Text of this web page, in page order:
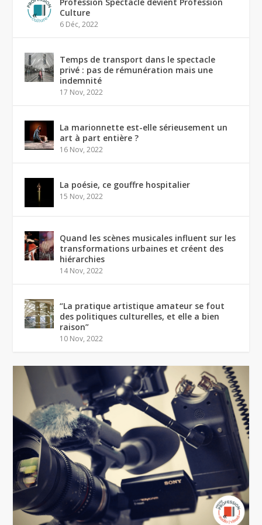
Culture
6 Déc, 2022
Temps de transport dans le spectacle
privé : pas de rémunération mais une
indemnité
17 Nov, 2022
La marionnette est-elle sérieusement un
art à part entière ?
16 Nov, 2022
La poésie, ce gouffre hospitalier
15 Nov, 2022
Quand les scènes musicales influent sur les
transformations urbaines et créent des
hiérarchies
14 Nov, 2022
“La pratique artistique amateur se fout
des politiques culturelles, et elle a bien
raison”
10 Nov, 2022